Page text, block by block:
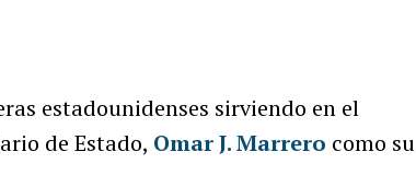
estadounidenses sirviendo en el
de Estado, Omar J. Marrero como su